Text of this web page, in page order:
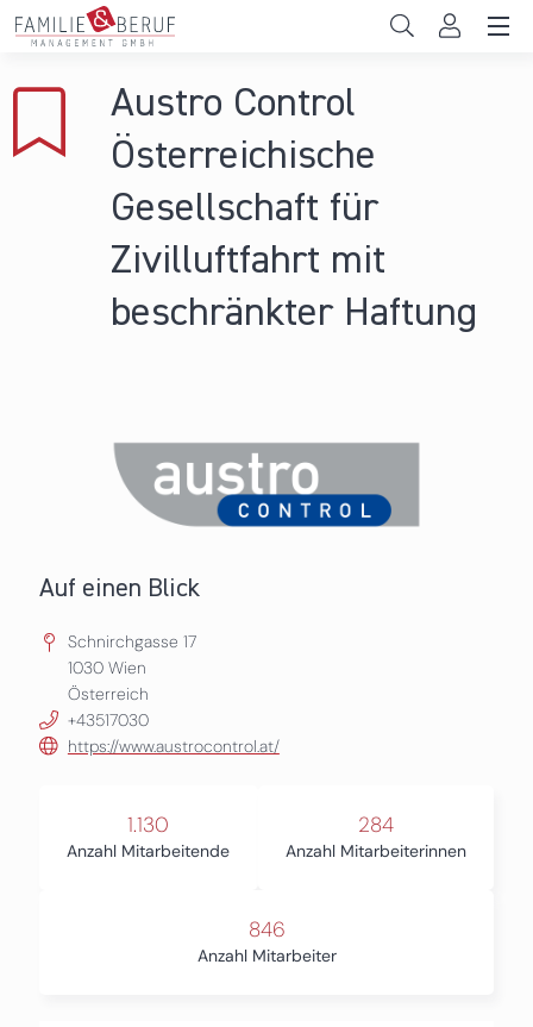
Direkt zum Inhalt
Gemeinden
Hochschulen
Persönliche Vereinbarkeit
Das sind wir
Austro Control
Österreichische
Gesellschaft für
Zivilluftfahrt mit
beschränkter Haftung
Auf einen Blick
Schnirchgasse 17
1030 Wien
Österreich
+43517030
https://www.austrocontrol.at/
1.130
Anzahl Mitarbeitende
284
Anzahl Mitarbeiterinnen
846
Anzahl Mitarbeiter